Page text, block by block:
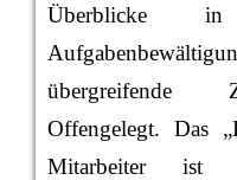
Überblicke in
übergreifende
Offengelegt. Das
Mitarbeiter ist